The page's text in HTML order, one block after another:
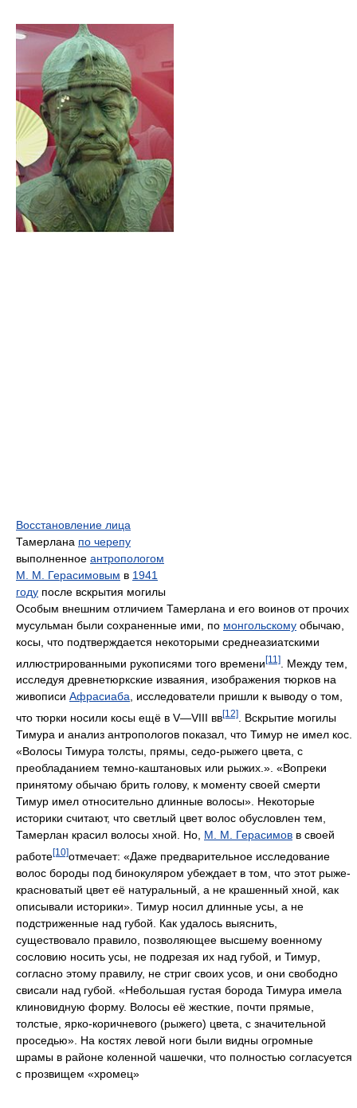
Восстановление лица
Тамерлана по черепу
выполненное антропологом
М. М. Герасимовым в 1941
году после вскрытия могилы
Особым внешним отличием Тамерлана и его воинов от прочих
мусульман были сохраненные ими, по монгольскому обычаю,
косы, что подтверждается некоторыми среднеазиатскими
иллюстрированными рукописями того времени[11]
. Между тем,
исследуя древнетюркские изваяния, изображения тюрков на
живописи Афрасиаба, исследователи пришли к выводу о том,
что тюрки носили косы ещё в V—VIII вв[12]
. Вскрытие могилы
Тимура и анализ антропологов показал, что Тимур не имел кос.
«Волосы Тимура толсты, прямы, седо-рыжего цвета, с
преобладанием темно-каштановых или рыжих.». «Вопреки
принятому обычаю брить голову, к моменту своей смерти
Тимур имел относительно длинные волосы». Некоторые
историки считают, что светлый цвет волос обусловлен тем,
Тамерлан красил волосы хной. Но, М. М. Герасимов в своей
работе[10]отмечает: «Даже предварительное исследование
волос бороды под бинокуляром убеждает в том, что этот рыже-
красноватый цвет её натуральный, а не крашенный хной, как
описывали историки». Тимур носил длинные усы, а не
подстриженные над губой. Как удалось выяснить,
существовало правило, позволяющее высшему военному
сословию носить усы, не подрезая их над губой, и Тимур,
согласно этому правилу, не стриг своих усов, и они свободно
свисали над губой. «Небольшая густая борода Тимура имела
клиновидную форму. Волосы её жесткие, почти прямые,
толстые, ярко-коричневого (рыжего) цвета, с значительной
проседью». На костях левой ноги были видны огромные
шрамы в районе коленной чашечки, что полностью согласуется
с прозвищем «хромец»